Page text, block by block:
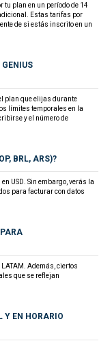
tu plan en un período de 14
Estas tarifas por
de si estás inscrito en un
plan que elijas durante
límites temporales en la
y el número de
BRL, ARS)?
USD. Sin embargo, verás la
para facturar con datos
Además, ciertos
que se reflejan
Y EN HORARIO